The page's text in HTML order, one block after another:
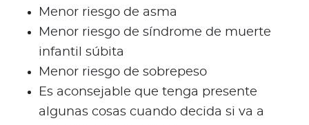
Menor riesgo de asma
Menor riesgo de síndrome de muerte
infantil súbita
Menor riesgo de sobrepeso
Es aconsejable que tenga presente
algunas cosas cuando decida si va a